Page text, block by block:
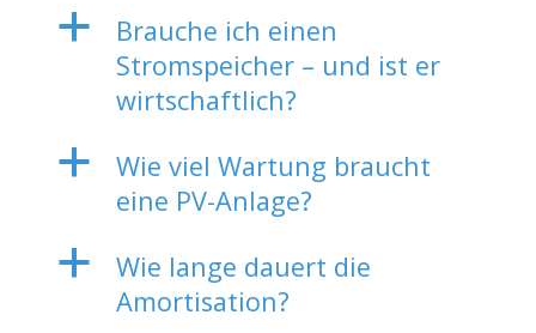
a
Brauche ich einen
Stromspeicher – und ist er
wirtschaftlich?
a
Wie viel Wartung braucht
eine PV-Anlage?
a
Wie lange dauert die
Amortisation?